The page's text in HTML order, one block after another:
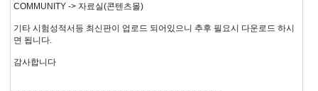
COMMUNITY -> 자료실(콘텐츠몰)
기타 시험성적서등 최신판이 업로드 되어있으니 추후 필요시 다운로드 하시
면 됩니다.
감사합니다